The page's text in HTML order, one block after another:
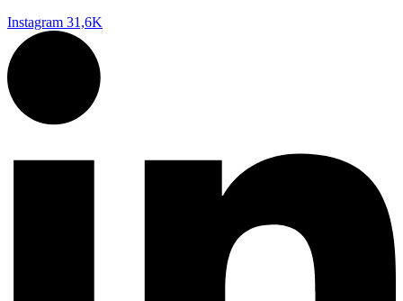
Instagram 31,6K